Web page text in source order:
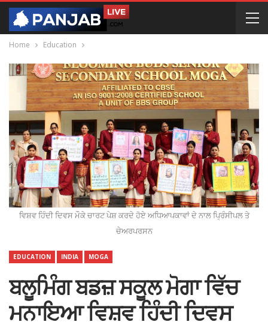
Home Education
ਵਿਸ਼ਵ ਹਿੰਦੀ ਦਿਵਸ ਮੌਕੇ ਚਾਰਟ ਪੇਸ਼ ਕਰਦੇ ਹੋਏ ਅਧਿਆਪਕਾਵਾਂ ਦੇ ਨਾਲ ਪ੍ਰਿੰਸੀਪਲ ਤੇ
ਚੇਅਰਪਰਸਨ
EDUCATION INDIA MOGA
ਬਲੂਮਿੰਗ ਬਡਜ਼ ਸਕੂਲ ਮੋਗਾ ਵਿੱਚ
ਮਨਾਇਆ ਵਿਸ਼ਵ ਹਿੰਦੀ ਦਿਵਸ